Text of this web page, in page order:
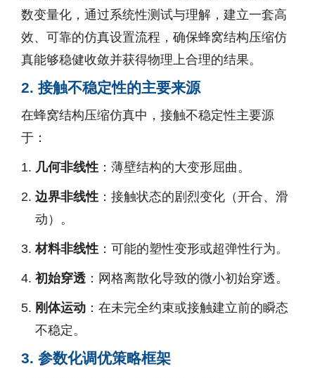
数变量化，通过系统性测试与理解，建立一套高
效、可靠的仿真设置流程，确保蜂窝结构压缩仿
真能够稳健收敛并获得物理上合理的结果。
2. 接触不稳定性的主要来源
在蜂窝结构压缩仿真中，接触不稳定性主要源
于：
几何非线性 ：薄壁结构的大变形屈曲。
边界非线性 ：接触状态的剧烈变化（开合、滑
动）。
材料非线性 ：可能的塑性变形或超弹性行为。
初始穿透 ：网格离散化导致的微小初始穿透。
刚体运动 ：在未完全约束或接触建立前的瞬态
不稳定。
3. 参数化调优策略框架